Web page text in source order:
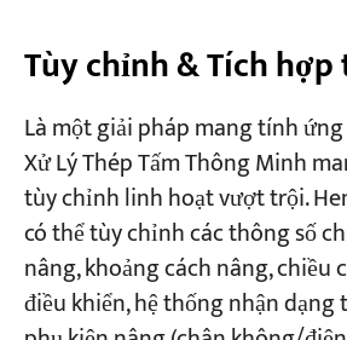
Tùy chỉnh & Tích
Là một giải pháp mang tính ứng
Xử Lý Thép Tấm Thông Minh
tùy chỉnh linh hoạt vượt trội.
có thể tùy chỉnh các thông số
nâng, khoảng cách nâng, chiều
điều khiển, hệ thống nhận